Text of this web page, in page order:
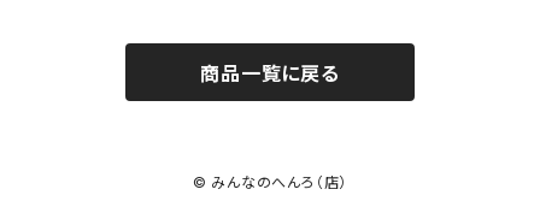
商品一覧に戻る
© みんなのへんろ（店）